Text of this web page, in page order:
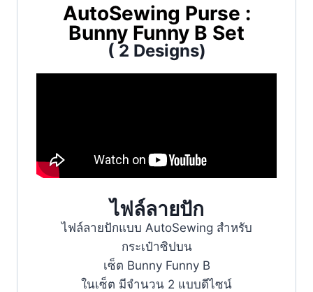
AutoSewing Purse :
Bunny Funny B Set
( 2 Designs)
ไฟล์ลายปัก
ไฟล์ลายปักแบบ AutoSewing สำหรับ
กระเป๋าซิปบน
เซ็ต Bunny Funny B
ในเซ็ต มีจำนวน 2 แบบดีไซน์